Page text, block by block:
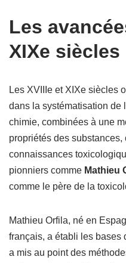
Les
XIXe siècles
Les XVIIIe et XIXe siècles
dans la systématisation de
chimie, combinées à une
propriétés des
connaissances
pionniers comme Mathieu
comme le père de la
Mathieu Orfila, né en
français, a établi les bases
a mis au point des